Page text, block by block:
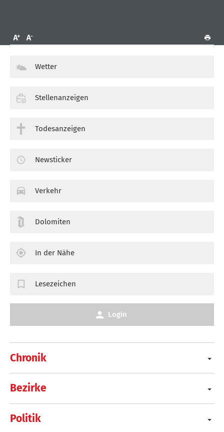
Chronik
Bezirke
Politik
Wetter
Stellenanzeigen
Todesanzeigen
Newsticker
Verkehr
Dolomiten
In der Nähe
Lesezeichen
Login